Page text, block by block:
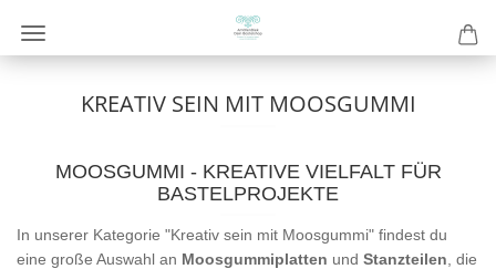
KREATIV SEIN MIT MOOSGUMMI
MOOSGUMMI - KREATIVE VIELFALT FÜR
BASTELPROJEKTE
In unserer Kategorie "Kreativ sein mit Moosgummi" findest du
eine große Auswahl an Moosgummiplatten und Stanzteilen , die